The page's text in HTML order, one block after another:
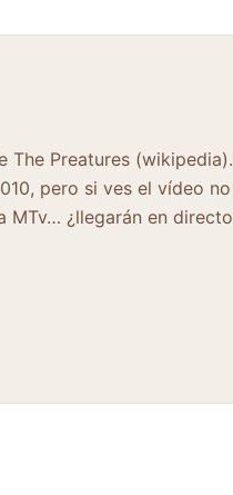
The Preatures (wikipedia).
pero si ves el vídeo no
MTv… ¿llegarán en directo